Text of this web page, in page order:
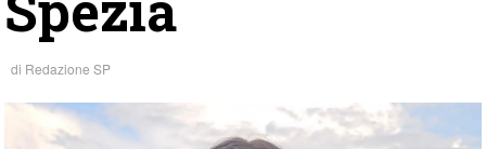
di Redazione SP